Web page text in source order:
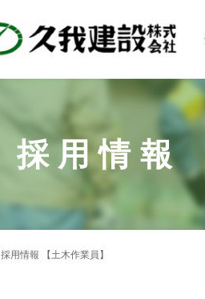
採用情報
採用情報 【土木作業員】